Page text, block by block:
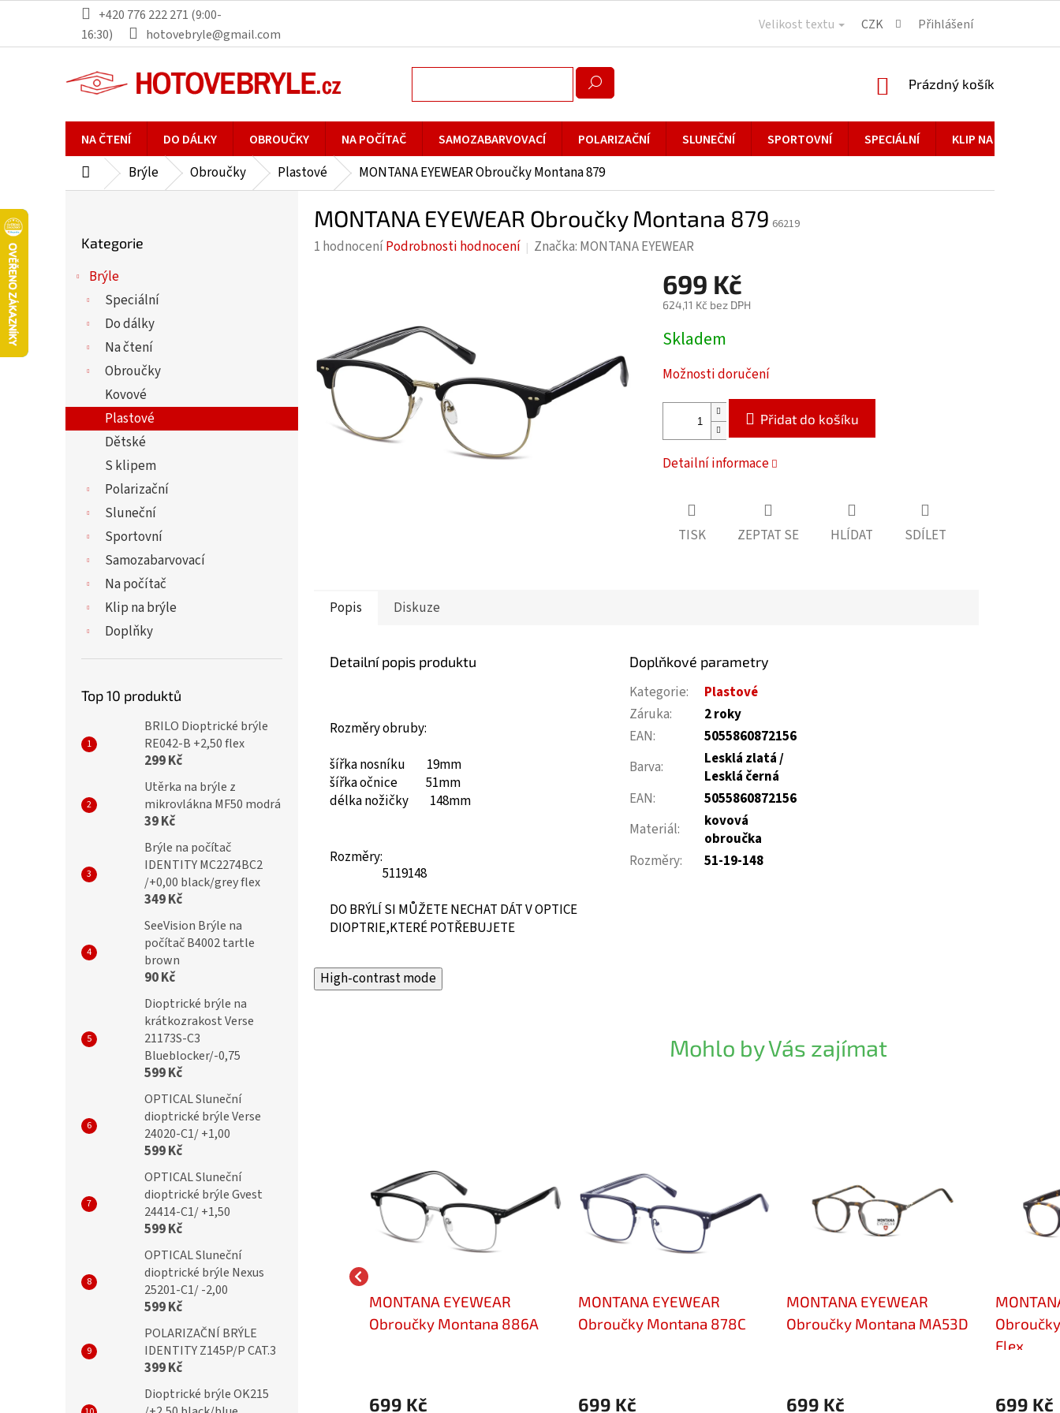
obsah
+420 776 222 271 (9:00-
16:30)
hotovebryle@gmail.com
Velikost textu CZK Přihlášení
NÁKUPNÍ
Prázdný košík
NA ČTENÍ DO DÁLKY OBROUČKY NA POČÍTAČ SAMOZABARVOVACÍ POLARIZAČNÍ SLUNEČNÍ SPORTOVNÍ SPECIÁLNÍ KLIP NA BRÝLE
DomůBrýle Obroučky Plastové MONTANA EYEWEAR Obroučky Montana 879
e
kategorie
Kategorie
Brýle
Speciální
Do dálky
Na čtení
Obroučky
Kovové
Plastové
Dětské
S klipem
Polarizační
Sluneční
Sportovní
Samozabarvovací
Na počítač
Klip na brýle
Doplňky
Top 10 produktů
BRILO Dioptrické brýle
RE042-B +2,50 flex
299 Kč
Utěrka na brýle z
mikrovlákna MF50 modrá
39 Kč
Brýle na počítač
IDENTITY MC2274BC2
/+0,00 black/grey flex
349 Kč
SeeVision Brýle na
počítač B4002 tartle
brown
90 Kč
Dioptrické brýle na
krátkozrakost Verse
21173S-C3
Blueblocker/-0,75
599 Kč
OPTICAL Sluneční
dioptrické brýle Verse
24020-C1/ +1,00
599 Kč
OPTICAL Sluneční
dioptrické brýle Gvest
24414-C1/ +1,50
599 Kč
OPTICAL Sluneční
dioptrické brýle Nexus
25201-C1/ -2,00
599 Kč
POLARIZAČNÍ BRÝLE
IDENTITY Z145P/P CAT.3
399 Kč
Dioptrické brýle OK215
MONTANA EYEWEAR Obroučky Montana 879 66219
Průměrné
5
hvězdiček.
1 hodnoceníPodrobnosti hodnocení Značka: MONTANA EYEWEAR
699 Kč
624,11 Kč bez DPH
Měrná
cena:
Skladem
Možnosti doručení
Přidat do košíku
Detailní informace
TISK ZEPTAT SE HLÍDAT SDÍLET
Popis Diskuze
Detailní popis produktu
Rozměry obruby:
šířka nosníku 19mm
šířka očnice 51mm
délka nožičky 148mm
Rozměry:
5119148
DO BRÝLÍ SI MŮŽETE NECHAT DÁT V OPTICE
DIOPTRIE,KTERÉ POTŘEBUJETE
Doplňkové parametry
Kategorie:
Plastové
Záruka:
2 roky
EAN:
5055860872156
Barva:
Lesklá zlatá /
Lesklá černá
EAN:
5055860872156
Materiál:
kovová
obroučka
Rozměry: 51-19-148
High-contrast mode
Mohlo by Vás zajímat
MONTANA EYEWEAR
Obroučky Montana MA65H
699 Kč
MONTANA EYEWEAR
Obroučky Montana 886A
699 Kč
MONTANA EYEWEAR
Obroučky Montana 878C
699 Kč
MONTANA EYEWEAR
Obroučky Montana MA53D
699 Kč
Flex
699 Kč